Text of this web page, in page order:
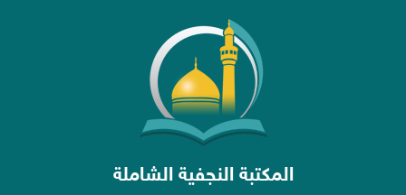
المكتبة النجفية الشاملة